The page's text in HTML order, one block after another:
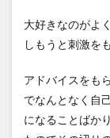
大好きなのがよ
しもうと刺激を
アドバイスをも
でなんとなく自
になることばか